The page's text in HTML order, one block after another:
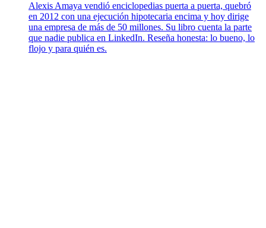
Alexis Amaya vendió enciclopedias puerta a puerta, quebró
en 2012 con una ejecución hipotecaria encima y hoy dirige
una empresa de más de 50 millones. Su libro cuenta la parte
que nadie publica en LinkedIn. Reseña honesta: lo bueno, lo
flojo y para quién es.